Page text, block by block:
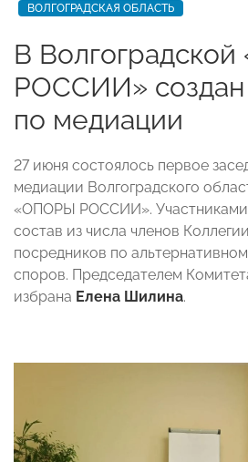
ВОЛГОГРАДСКАЯ ОБЛАСТЬ
В
РОССИИ» создан
по медиации
27 июня состоялось первое
медиации Волгоградского
«ОПОРЫ РОССИИ».
состав из числа членов
посредников по
споров. Председателем
избрана Елена Шилина.